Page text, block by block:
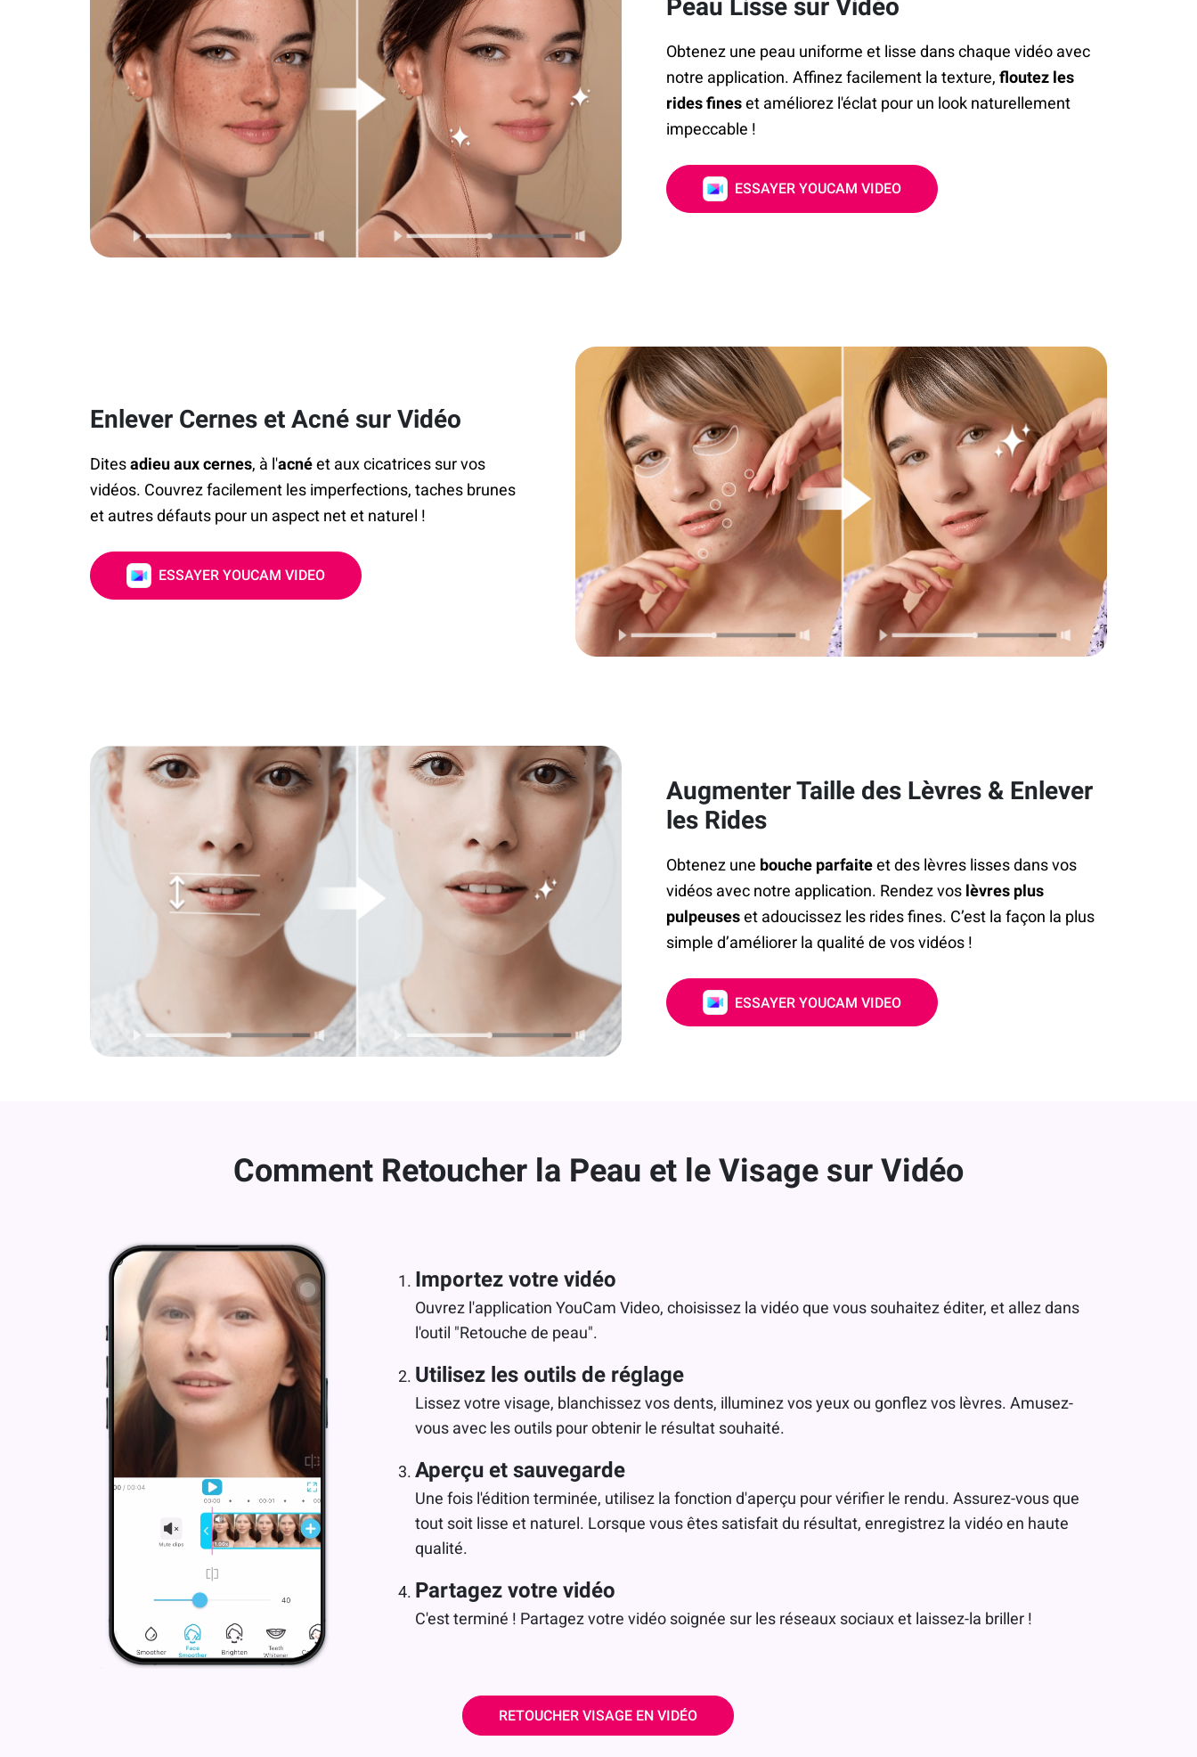
Peau Lisse sur Vidéo
Obtenez une peau uniforme et lisse dans chaque vidéo avec
notre application. Affinez facilement la texture,floutez les
rides fines et améliorez l'éclat pour un look naturellement
impeccable !
ESSAYER YOUCAM VIDEO
Enlever Cernes et Acné sur Vidéo
Dites adieu aux cernes, à l'acnéet aux cicatrices sur vos
vidéos. Couvrez facilement les imperfections, taches brunes
et autres défauts pour un aspect net et naturel !
ESSAYER YOUCAM VIDEO
Augmenter Taille des Lèvres & Enlever
les Rides
Obtenez une bouche parfaiteet des lèvres lisses dans vos
vidéos avec notre application. Rendez vos lèvres plus
pulpeuseset adoucissez les rides fines. C’est la façon la plus
simple d’améliorer la qualité de vos vidéos !
ESSAYER YOUCAM VIDEO
Comment Retoucher la Peau et le Visage sur Vidéo
Importez votre vidéo
Ouvrez l'application YouCam Video, choisissez la vidéo que vous souhaitez éditer, et allez dans
l'outil "Retouche de peau".
Utilisez les outils de réglage
Lissez votre visage, blanchissez vos dents, illuminez vos yeux ou gonflez vos lèvres. Amusez-
vous avec les outils pour obtenir le résultat souhaité.
Aperçu et sauvegarde
Une fois l'édition terminée, utilisez la fonction d'aperçu pour vérifier le rendu. Assurez-vous que
tout soit lisse et naturel. Lorsque vous êtes satisfait du résultat, enregistrez la vidéo en haute
qualité.
Partagez votre vidéo
C'est terminé ! Partagez votre vidéo soignée sur les réseaux sociaux et laissez-la briller !
RETOUCHER VISAGE EN VIDÉO